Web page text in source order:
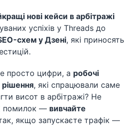
нові кейси в арбітражі
успіхів у Threads до
схем у Дзені, які приносять
просто цифри, а робочі
рішення, які спрацювали саме
висот в арбітражі? Не
помилок — вивчайте
якщо запускаєте трафік —